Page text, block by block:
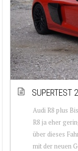
SUPERTEST
Audi R8 plus
R8 ja eher
über dieses
mit der neuen